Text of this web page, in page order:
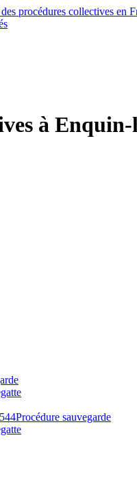
procédures collectives en
à
Procédure sauvegarde